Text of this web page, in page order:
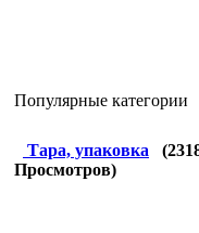
Популярные категории
Тара, упаковка (
Просмотров)